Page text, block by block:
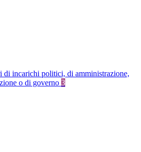
di incarichi politici, di amministrazione,
o di governo 3